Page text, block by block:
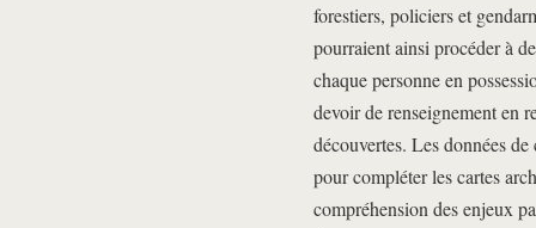
forestiers, policiers et
pourraient ainsi procéder à
chaque personne en
devoir de renseignement en
découvertes. Les données
pour compléter les cartes
compréhension des enjeux